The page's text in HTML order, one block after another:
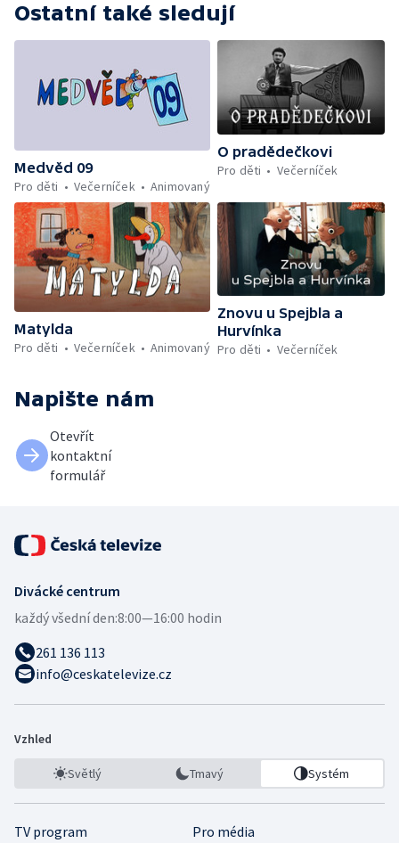
Ostatní také sledují
Medvěd 09
Pro děti
Večerníček Animovaný
O pradědečkovi
Pro děti
Večerníček
Matylda
Pro děti
Večerníček Animovaný
Znovu u Spejbla a
Hurvínka
Pro děti
Večerníček
Napište nám
Otevřít
kontaktní
formulář
Divácké centrum
každý všední den:8:00—16:00 hodin
261 136 113
info@ceskatelevize.cz
Vzhled
Světlý Tmavý Systém
TV program
Pro média